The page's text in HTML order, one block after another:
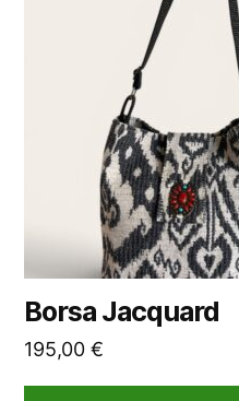
Borsa Jacquard
195,00 €